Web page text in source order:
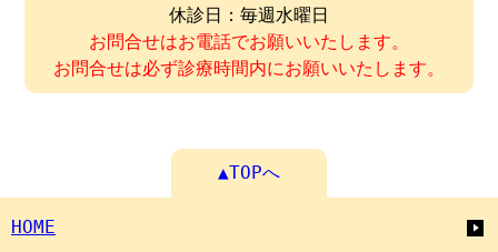
休診日：毎週水曜日
お問合せはお電話でお願いいたします。
お問合せは必ず診療時間内にお願いいたします。
▲TOPへ
HOME